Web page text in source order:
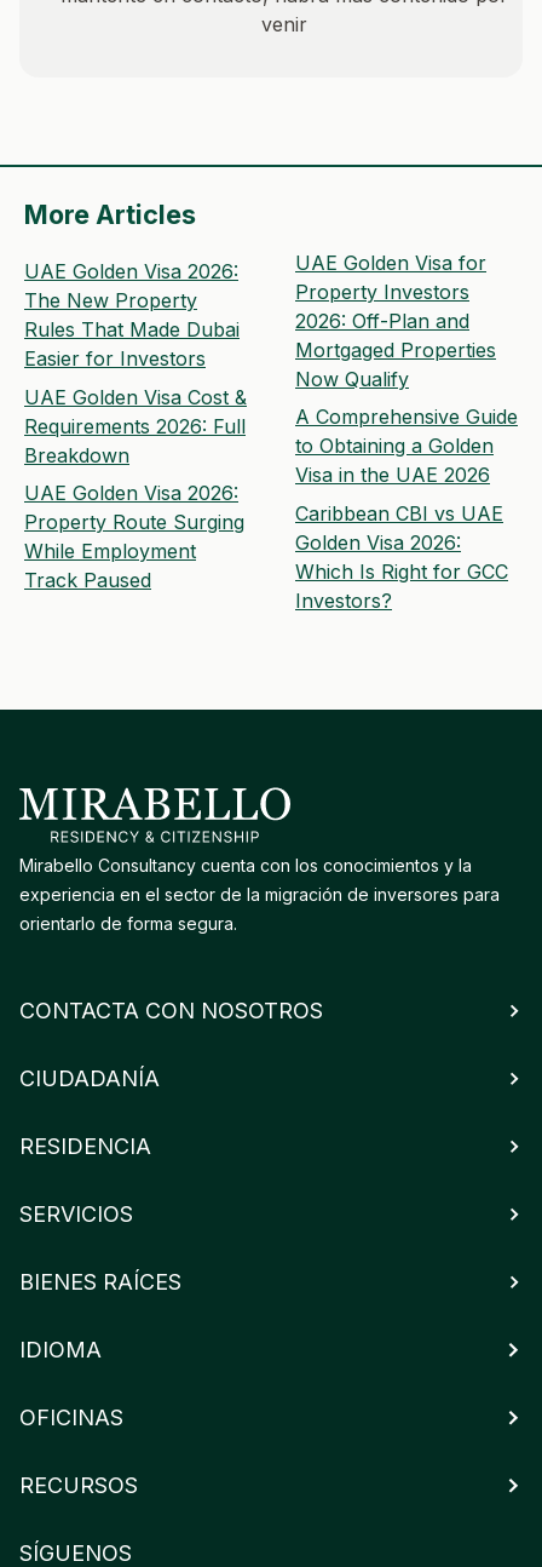
venir
More Articles
UAE Golden Visa 2026:
The New Property
Rules That Made Dubai
Easier for Investors
UAE Golden Visa Cost &
Requirements 2026: Full
Breakdown
UAE Golden Visa 2026:
Property Route Surging
While Employment
Track Paused
UAE Golden Visa for
Property Investors
2026: Off-Plan and
Mortgaged Properties
Now Qualify
A Comprehensive Guide
to Obtaining a Golden
Visa in the UAE 2026
Caribbean CBI vs UAE
Golden Visa 2026:
Which Is Right for GCC
Investors?
Mirabello Consultancy cuenta con los conocimientos y la
experiencia en el sector de la migración de inversores para
orientarlo de forma segura.
CONTACTA CON NOSOTROS
CIUDADANÍA
RESIDENCIA
SERVICIOS
BIENES RAÍCES
IDIOMA
SÍGUENOS
OFICINAS
RECURSOS